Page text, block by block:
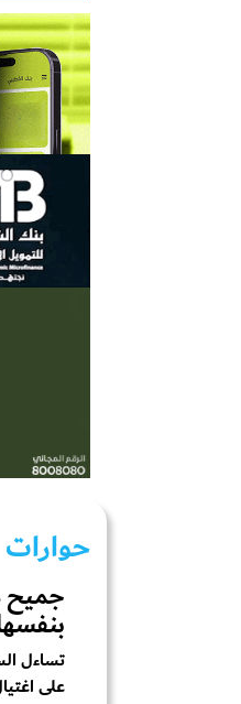
حوارات
جميح
تساءل
على